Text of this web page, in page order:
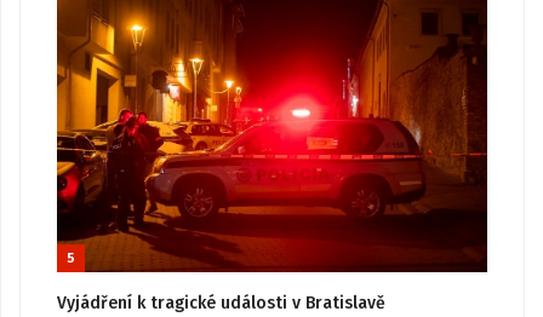
5
Vyjádření k tragické události v Bratislavě